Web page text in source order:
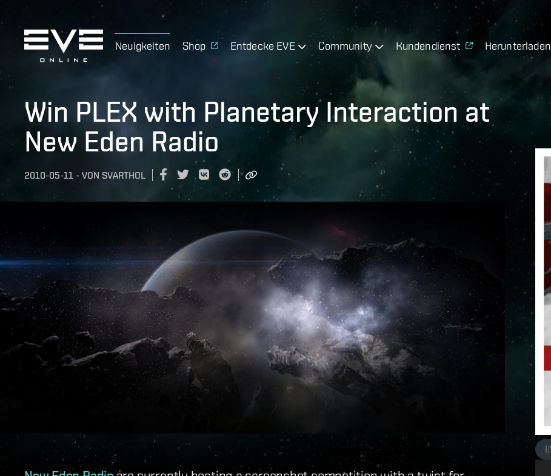
Neuigkeiten Shop Entdecke EVE Community Kundendienst Herunterladen
Win PLEX with Planetary Interaction at
New Eden Radio
2010-05-11 - VON SVARTHOL